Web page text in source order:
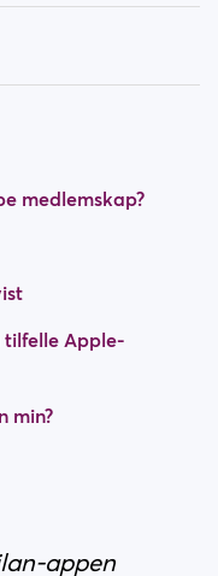
medlemskap?
Apple-
min?
appen